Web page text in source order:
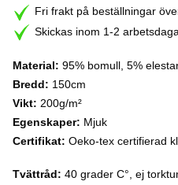
priset
var:
är:
Fri frakt på beställningar
Skickas inom 1-2
Material: 95% bomull, 5%
Bredd: 150cm
Vikt: 200g/m²
Egenskaper: Mjuk
Certifikat: Oeko-tex certifierad
Tvättråd: 40 grader C°, ej